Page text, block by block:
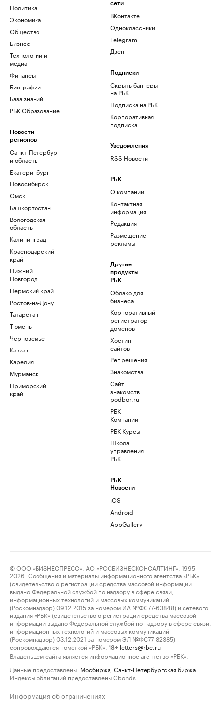
Политика
Экономика
Общество
Бизнес
Технологии и
медиа
Финансы
Биографии
База знаний
РБК Образование
Новости
регионов
Санкт-Петербург
и область
Екатеринбург
Новосибирск
Омск
Башкортостан
Вологодская
область
Калининград
Краснодарский
край
Нижний
Новгород
Пермский край
Ростов-на-Дону
Татарстан
Тюмень
Черноземье
Кавказ
Карелия
Мурманск
Приморский
край
сети
ВКонтакте
Одноклассники
Telegram
Дзен
Подписки
Скрыть баннеры
на РБК
Подписка на РБК
Корпоративная
подписка
Уведомления
RSS Новости
РБК
О компании
Контактная
информация
Редакция
Размещение
рекламы
Другие
продукты
РБК
Облако для
бизнеса
Корпоративный
регистратор
доменов
Хостинг
сайтов
Рег.решения
Знакомства
Сайт
знакомств
podbor.ru
РБК
Компании
РБК Курсы
Школа
управления
РБК
РБК
Новости
iOS
Android
AppGallery
© ООО «БИЗНЕСПРЕСС», АО «РОСБИЗНЕСКОНСАЛТИНГ», 1995–
2026. Сообщения и материалы информационного агентства «РБК»
(свидетельство о регистрации средства массовой информации
выдано Федеральной службой по надзору в сфере связи,
информационных технологий и массовых коммуникаций
(Роскомнадзор) 09.12.2015 за номером ИА №ФС77-63848) и сетевого
издания «РБК» (свидетельство о регистрации средства массовой
информации выдано Федеральной службой по надзору в сфере связи,
информационных технологий и массовых коммуникаций
(Роскомнадзор) 03.12.2021 за номером ЭЛ №ФС77-82385)
сопровождаются пометкой «РБК».
18+ letters@rbc.ru
Владельцем сайта является информационное агентство «РБК».
Данные предоставлены: Мосбиржа Санкт-Петербургская биржа
Индексы облигаций предоставлены Cbonds.
Информация об ограничениях